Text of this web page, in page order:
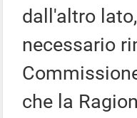
dall'altro
necessario
che la